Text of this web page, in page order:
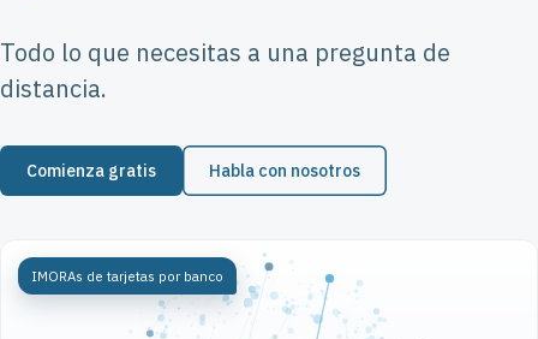
Todo lo que necesitas a una pregunta de
distancia.
Comienza gratis Habla con nosotros
IMORAs de tarjetas por banco